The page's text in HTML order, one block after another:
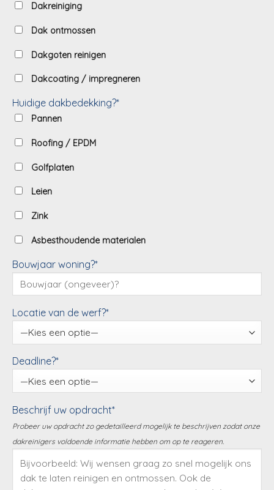
Dakreiniging
Dak ontmossen
Dakgoten reinigen
Dakcoating / impregneren
Huidige dakbedekking?*
Pannen
Roofing / EPDM
Golfplaten
Leien
Zink
Asbesthoudende materialen
Bouwjaar woning?*
Locatie van de werf?*
Deadline?*
Beschrijf uw opdracht*
Probeer uw opdracht zo gedetailleerd mogelijk te beschrijven zodat onze
dakreinigers voldoende informatie hebben om op te reageren.